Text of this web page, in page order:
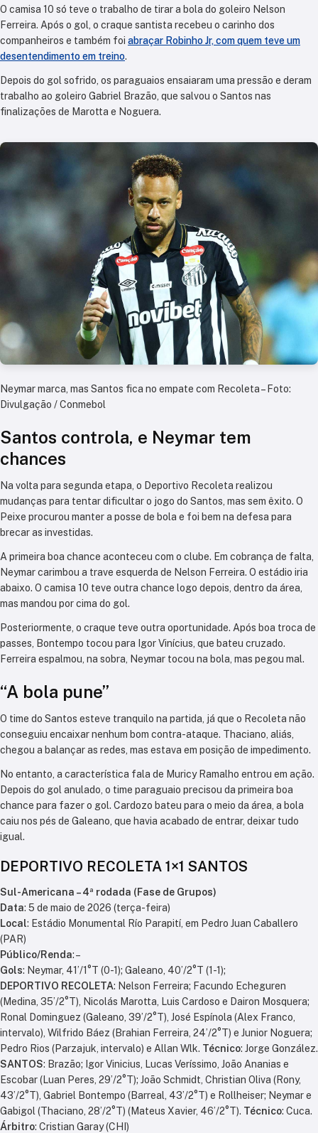
O camisa 10 só teve o trabalho de tirar a bola do goleiro Nelson
Ferreira. Após o gol, o craque santista recebeu o carinho dos
companheiros e também foi abraçar Robinho Jr, com quem teve um
desentendimento em treino.
Depois do gol sofrido, os paraguaios ensaiaram uma pressão e deram
trabalho ao goleiro Gabriel Brazão, que salvou o Santos nas
finalizações de Marotta e Noguera.
Neymar marca, mas Santos fica no empate com Recoleta – Foto:
Divulgação / Conmebol
Santos controla, e Neymar tem
chances
Na volta para segunda etapa, o Deportivo Recoleta realizou
mudanças para tentar dificultar o jogo do Santos, mas sem êxito. O
Peixe procurou manter a posse de bola e foi bem na defesa para
brecar as investidas.
A primeira boa chance aconteceu com o clube. Em cobrança de falta,
Neymar carimbou a trave esquerda de Nelson Ferreira. O estádio iria
abaixo. O camisa 10 teve outra chance logo depois, dentro da área,
mas mandou por cima do gol.
Posteriormente, o craque teve outra oportunidade. Após boa troca de
passes, Bontempo tocou para Igor Vinícius, que bateu cruzado.
Ferreira espalmou, na sobra, Neymar tocou na bola, mas pegou mal.
“A bola pune”
O time do Santos esteve tranquilo na partida, já que o Recoleta não
conseguiu encaixar nenhum bom contra-ataque. Thaciano, aliás,
chegou a balançar as redes, mas estava em posição de impedimento.
No entanto, a característica fala de Muricy Ramalho entrou em ação.
Depois do gol anulado, o time paraguaio precisou da primeira boa
chance para fazer o gol. Cardozo bateu para o meio da área, a bola
caiu nos pés de Galeano, que havia acabado de entrar, deixar tudo
igual.
DEPORTIVO RECOLETA 1×1 SANTOS
Sul-Americana – 4ª rodada (Fase de Grupos)
Data: 5 de maio de 2026 (terça-feira)
Local: Estádio Monumental Río Parapití, em Pedro Juan Caballero
(PAR)
Público/Renda: –
Gols: Neymar, 41’/1°T (0-1); Galeano, 40’/2°T (1-1);
DEPORTIVO RECOLETA: Nelson Ferreira; Facundo Echeguren
(Medina, 35’/2°T), Nicolás Marotta, Luis Cardoso e Dairon Mosquera;
Ronal Dominguez (Galeano, 39’/2°T), José Espínola (Alex Franco,
intervalo), Wilfrido Báez (Brahian Ferreira, 24’/2°T) e Junior Noguera;
Pedro Rios (Parzajuk, intervalo) e Allan Wlk. Técnico: Jorge González.
SANTOS: Brazão; Igor Vinicius, Lucas Veríssimo, João Ananias e
Escobar (Luan Peres, 29’/2°T); João Schmidt, Christian Oliva (Rony,
43’/2°T), Gabriel Bontempo (Barreal, 43’/2°T) e Rollheiser; Neymar e
Gabigol (Thaciano, 28’/2°T) (Mateus Xavier, 46’/2°T). Técnico: Cuca.
Árbitro: Cristian Garay (CHI)